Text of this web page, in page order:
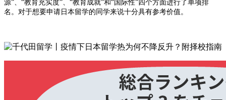
源”、“教育充实度”、“教育成就”和“国际性”四个方面进行了单项排
名。对于想要申请日本留学的同学来说十分具有参考价值。